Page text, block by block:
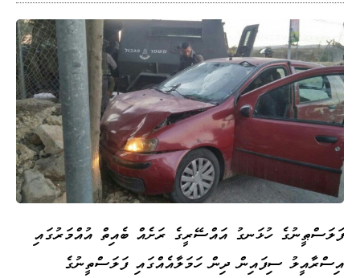
ފަލަސްޠީނުގެ ހުޅަނގު އައްސޭރީގެ ރަށެއް ބެއިތް އުއްމަރުގައި
އިސްރާއީލު ސިފައިން ދިން ހަމަލާއެއްގައި ފަލަސްތީނުގެ